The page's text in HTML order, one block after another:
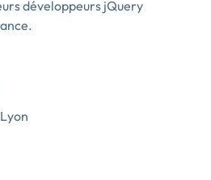
développeurs jQuery